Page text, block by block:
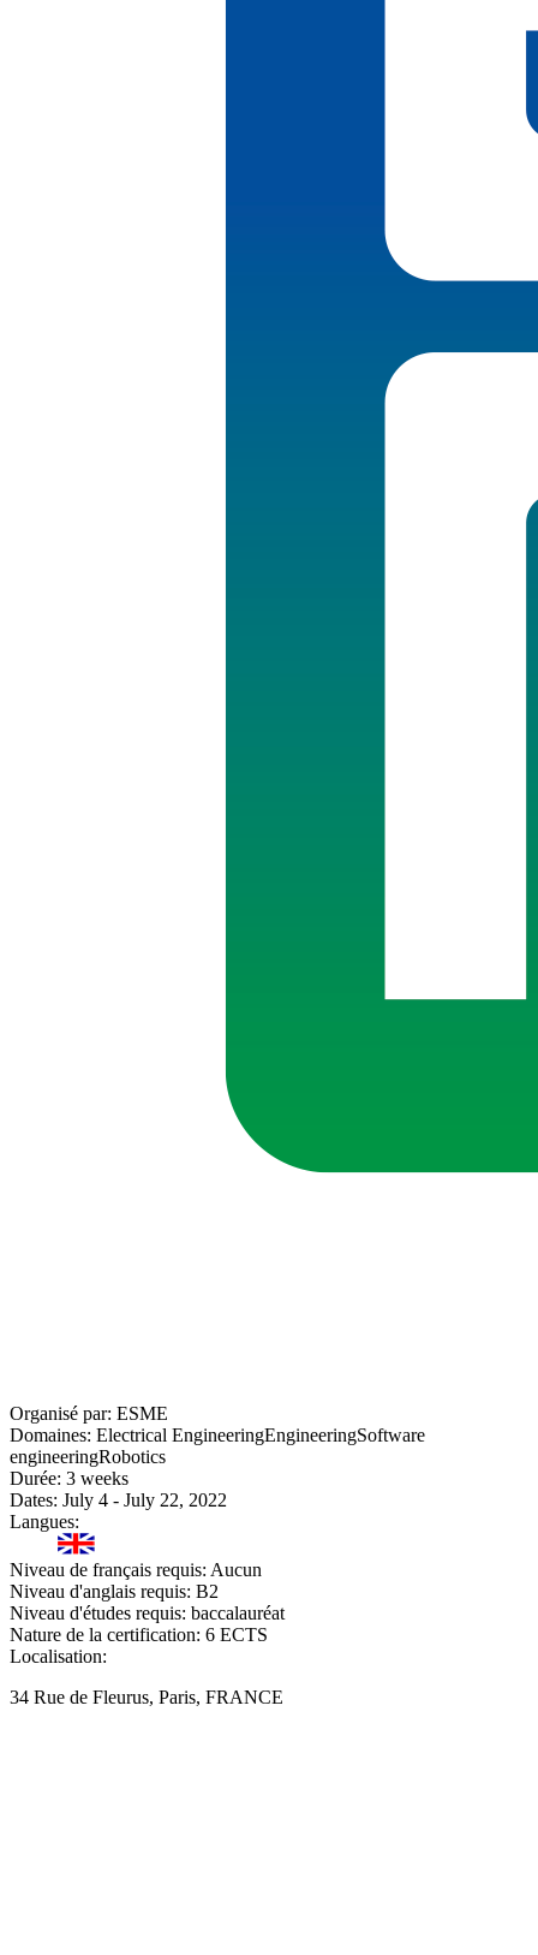
Organisé par: ESME
Domaines: Electrical EngineeringEngineeringSoftware
engineeringRobotics
Durée: 3 weeks
Dates: July 4 - July 22, 2022
Langues:
Niveau de français requis: Aucun
Niveau d'anglais requis: B2
Niveau d'études requis: baccalauréat
Nature de la certification: 6 ECTS
Localisation:
34 Rue de Fleurus, Paris, FRANCE